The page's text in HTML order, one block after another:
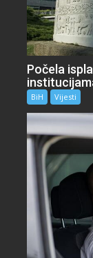
Počela
BiH Vijesti